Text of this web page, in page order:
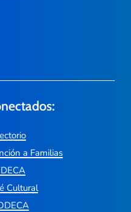
a Familias
Cultural